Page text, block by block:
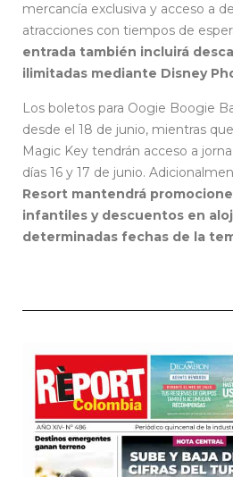
mercancía exclusiva y acceso a
atracciones con tiempos de
entrada también incluirá
ilimitadas mediante Disney
Los boletos para Oogie Boogie
desde el 18 de junio, mientras
Magic Key tendrán acceso a
días 16 y 17 de junio.
Resort mantendrá
infantiles y descuentos en
determinadas fechas de la